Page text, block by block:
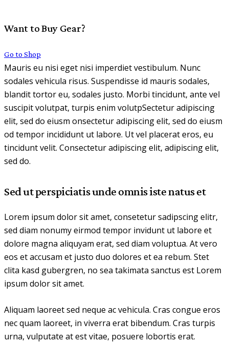
Want to Buy Gear?
Go to Shop
Mauris eu nisi eget nisi imperdiet vestibulum. Nunc
sodales vehicula risus. Suspendisse id mauris sodales,
blandit tortor eu, sodales justo. Morbi tincidunt, ante vel
suscipit volutpat, turpis enim volutpSectetur adipiscing
elit, sed do eiusm onsectetur adipiscing elit, sed do eiusm
od tempor incididunt ut labore. Ut vel placerat eros, eu
tincidunt velit. Consectetur adipiscing elit, adipiscing elit,
sed do.
Sed ut perspiciatis unde omnis iste natus et
Lorem ipsum dolor sit amet, consetetur sadipscing elitr,
sed diam nonumy eirmod tempor invidunt ut labore et
dolore magna aliquyam erat, sed diam voluptua. At vero
eos et accusam et justo duo dolores et ea rebum. Stet
clita kasd gubergren, no sea takimata sanctus est Lorem
ipsum dolor sit amet.
Aliquam laoreet sed neque ac vehicula. Cras congue eros
nec quam laoreet, in viverra erat bibendum. Cras turpis
urna, vulputate at est vitae, posuere lobortis erat.